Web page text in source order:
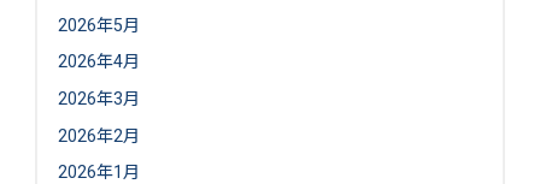
2026年5月
2026年4月
2026年3月
2026年2月
2026年1月